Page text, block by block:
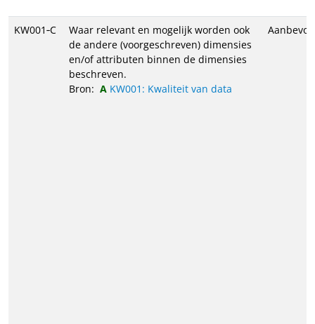
KW001‑C
Waar relevant en mogelijk worden ook
de andere (voorgeschreven) dimensies
en/of attributen binnen de dimensies
beschreven.
Bron:
KW001: Kwaliteit van data